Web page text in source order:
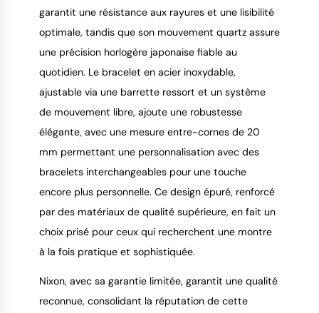
garantit une résistance aux rayures et une lisibilité
optimale, tandis que son mouvement quartz assure
une précision horlogère japonaise fiable au
quotidien. Le bracelet en acier inoxydable,
ajustable via une barrette ressort et un système
de mouvement libre, ajoute une robustesse
élégante, avec une mesure entre-cornes de 20
mm permettant une personnalisation avec des
bracelets interchangeables pour une touche
encore plus personnelle. Ce design épuré, renforcé
par des matériaux de qualité supérieure, en fait un
choix prisé pour ceux qui recherchent une montre
à la fois pratique et sophistiquée.
Nixon, avec sa garantie limitée, garantit une qualité
reconnue, consolidant la réputation de cette